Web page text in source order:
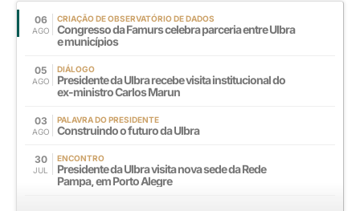
06
AGO
CRIAÇÃO DE OBSERVATÓRIO DE DADOS
Congresso da Famurs celebra parceria entre Ulbra
e municípios
05
AGO
DIÁLOGO
Presidente da Ulbra recebe visita institucional do
ex-ministro Carlos Marun
03
AGO
PALAVRA DO PRESIDENTE
Construindo o futuro da Ulbra
30
JUL
ENCONTRO
Presidente da Ulbra visita nova sede da Rede
Pampa, em Porto Alegre